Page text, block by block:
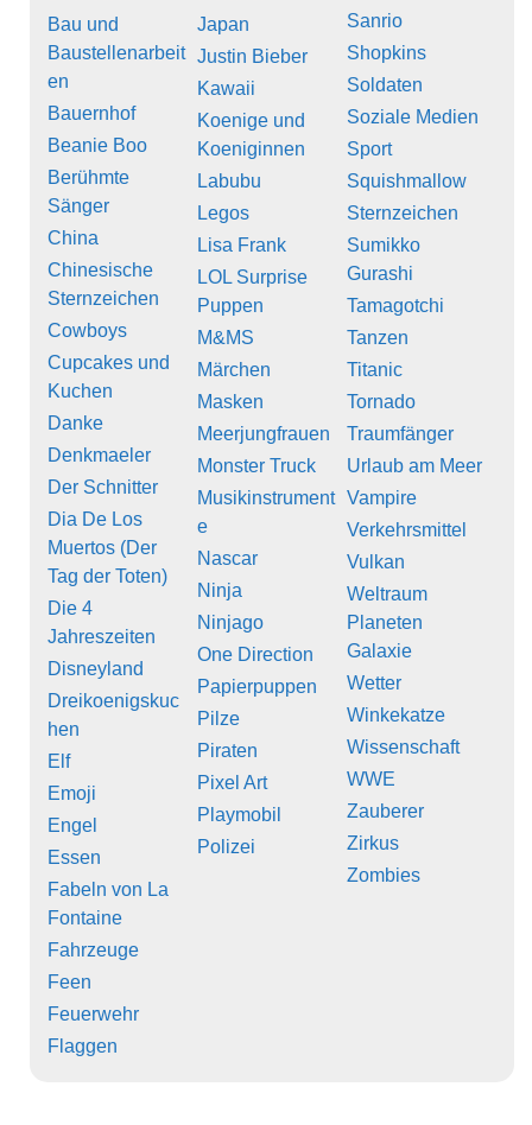
Bau und
Baustellenarbeit
en
Bauernhof
Beanie Boo
Berühmte
Sänger
China
Chinesische
Sternzeichen
Cowboys
Cupcakes und
Kuchen
Danke
Denkmaeler
Der Schnitter
Dia De Los
Muertos (Der
Tag der Toten)
Die 4
Jahreszeiten
Disneyland
Dreikoenigskuc
hen
Elf
Emoji
Engel
Essen
Fabeln von La
Fontaine
Fahrzeuge
Feen
Feuerwehr
Flaggen
Japan
Justin Bieber
Kawaii
Koenige und
Koeniginnen
Labubu
Legos
Lisa Frank
LOL Surprise
Puppen
M&MS
Märchen
Masken
Meerjungfrauen
Monster Truck
Musikinstrument
e
Nascar
Ninja
Ninjago
One Direction
Papierpuppen
Pilze
Piraten
Pixel Art
Playmobil
Polizei
Sanrio
Shopkins
Soldaten
Soziale Medien
Sport
Squishmallow
Sternzeichen
Sumikko
Gurashi
Tamagotchi
Tanzen
Titanic
Tornado
Traumfänger
Urlaub am Meer
Vampire
Verkehrsmittel
Vulkan
Weltraum
Planeten
Galaxie
Wetter
Winkekatze
Wissenschaft
WWE
Zauberer
Zirkus
Zombies